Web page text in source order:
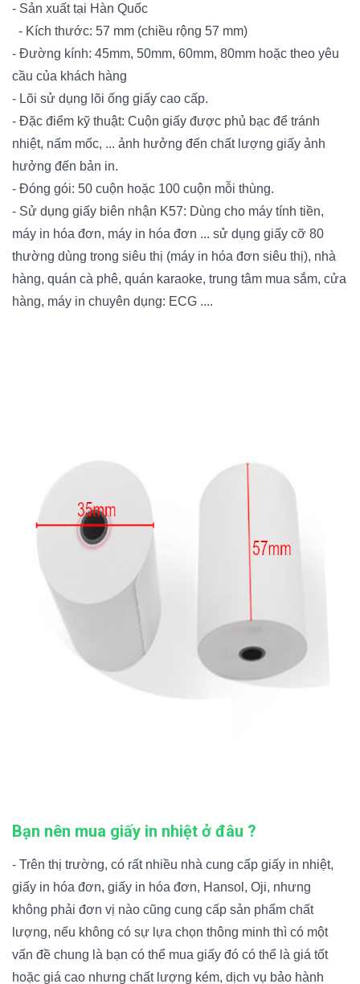
- Sản xuất tại Hàn Quốc
- Kích thước: 57 mm (chiều rộng 57 mm)
- Đường kính: 45mm, 50mm, 60mm, 80mm hoặc theo yêu
cầu của khách hàng
- Lõi sử dụng lõi ống giấy cao cấp.
- Đặc điểm kỹ thuật: Cuộn giấy được phủ bạc để tránh
nhiệt, nấm mốc, ... ảnh hưởng đến chất lượng giấy ảnh
hưởng đến bản in.
- Đóng gói: 50 cuộn hoặc 100 cuộn mỗi thùng.
- Sử dụng giấy biên nhận K57: Dùng cho máy tính tiền,
máy in hóa đơn, máy in hóa đơn ... sử dụng giấy cỡ 80
thường dùng trong siêu thị (máy in hóa đơn siêu thị), nhà
hàng, quán cà phê, quán karaoke, trung tâm mua sắm, cửa
hàng, máy in chuyên dụng: ECG ....
Bạn nên mua giấy in nhiệt ở đâu ?
- Trên thị trường, có rất nhiều nhà cung cấp giấy in nhiệt,
giấy in hóa đơn, giấy in hóa đơn, Hansol, Oji, nhưng
không phải đơn vị nào cũng cung cấp sản phẩm chất
lượng, nếu không có sự lựa chọn thông minh thì có một
vấn đề chung là bạn có thể mua giấy đó có thể là giá tốt
hoặc giá cao nhưng chất lượng kém, dịch vụ bảo hành